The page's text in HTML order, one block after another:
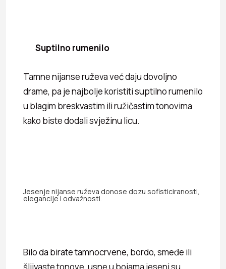
Suptilno rumenilo
Tamne nijanse ruževa već daju dovoljno
drame, pa je najbolje koristiti suptilno rumenilo
u blagim breskvastim ili ružičastim tonovima
kako biste dodali svježinu licu.
Jesenje nijanse ruževa donose dozu sofisticiranosti,
elegancije i odvažnosti.
Bilo da birate tamnocrvene, bordo, smeđe ili
šljivaste tonove, usne u bojama jeseni su